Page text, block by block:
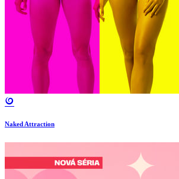
Naked Attraction